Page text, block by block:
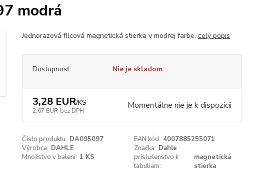
modrá
Jednorazová filcová magnetická stierka v modrej farbe. celý popis
Dostupnosť Nie je skladom
3,28 EUR/KS
2,67 EUR bez DPH Momentálne nie je k dispozícii
Číslo produktu: DA095097 EAN kód: 4007885255071
Výrobca: DAHLE Značka: Dahle
Množstvo v balení: 1 KS
príslušenstvo k
tabuliam:
magnetická
stierka